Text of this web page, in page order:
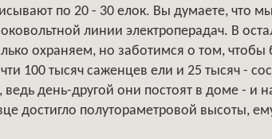
по 20 - 30 елок. Вы думаете, что
линии электроперадач. В
охраняем, но заботимся о том, чтобы
100 тысяч саженцев ели и 25 тысяч -
ведь день-другой они постоят в доме - и
достигло полутораметровой высоты,